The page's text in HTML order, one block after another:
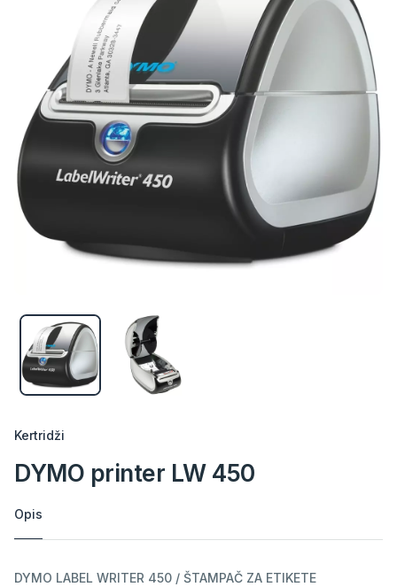
Kertridži
DYMO printer LW 450
Opis
DYMO LABEL WRITER 450 / ŠTAMPAČ ZA ETIKETE